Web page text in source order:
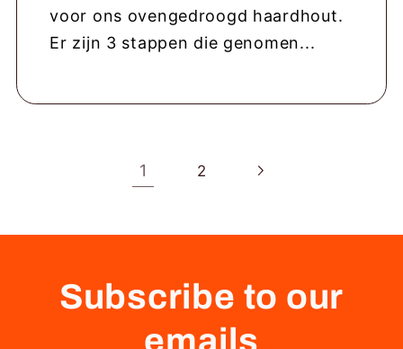
voor ons ovengedroogd haardhout.
Er zijn 3 stappen die genomen...
1 2
Subscribe to our
emails